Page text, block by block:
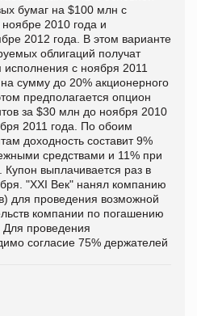
бумаг на $100 млн с
2010 года и
2012 года. В этом варианте
облигаций получат
с ноября 2011
сумму до 20% акционерного
предполагается опцион
за $30 млн до ноября 2010
2011 года. По обоим
доходность составит 9%
средствами и 11% при
Купон выплачивается раз в
"XXI Век" нанял компанию
для проведения возможной
компании по погашению
Для проведения
согласие 75% держателей